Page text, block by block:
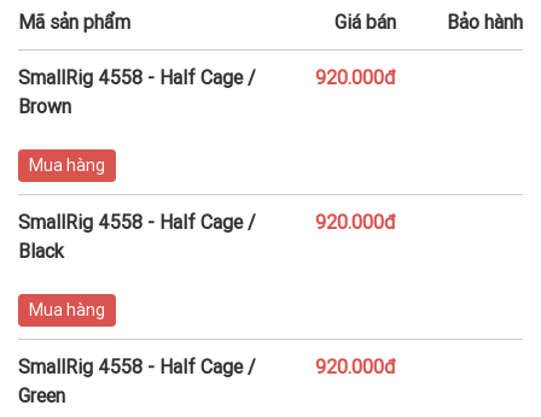
Mã sản phẩm Giá bán Bảo hành
SmallRig 4558 - Half Cage /
Brown
920.000đ
Mua hàng
SmallRig 4558 - Half Cage /
Black
920.000đ
Mua hàng
SmallRig 4558 - Half Cage /
Green
920.000đ